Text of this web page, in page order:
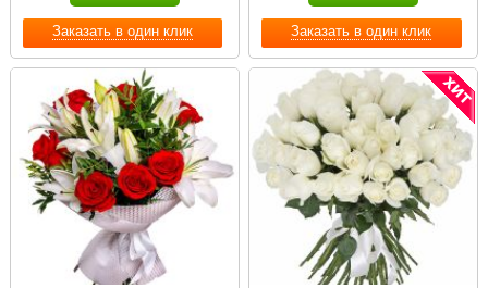
Заказать в один клик Заказать в один клик